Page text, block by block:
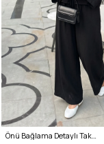
Önü Bağlama Detaylı Takım Y0143 - SİYAH